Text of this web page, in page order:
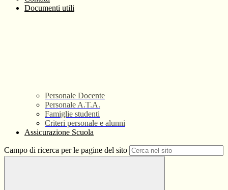
Documenti utili
Personale Docente
Personale A.T.A.
Famiglie studenti
Criteri personale e alunni
Assicurazione Scuola
Campo di ricerca per le pagine del sito